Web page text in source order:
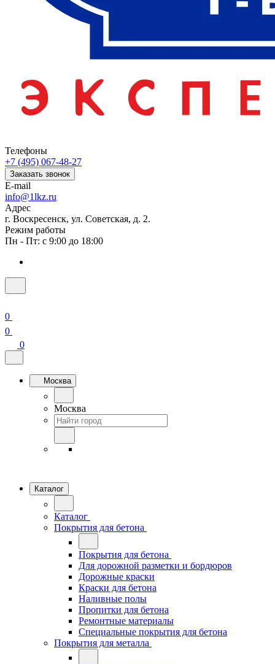
Телефоны
+7 (495) 067-48-27
Заказать звонок
E-mail
info@1lkz.ru
Адрес
г. Воскресенск, ул. Советская, д. 2.
Режим работы
Пн - Пт: с 9:00 до 18:00
0
0
0
Москва
Москва
Каталог
Каталог
Покрытия для бетона
Покрытия для бетона
Для дорожной разметки и бордюров
Дорожные краски
Краски для бетона
Наливные полы
Пропитки для бетона
Ремонтные материалы
Специальные покрытия для бетона
Покрытия для металла